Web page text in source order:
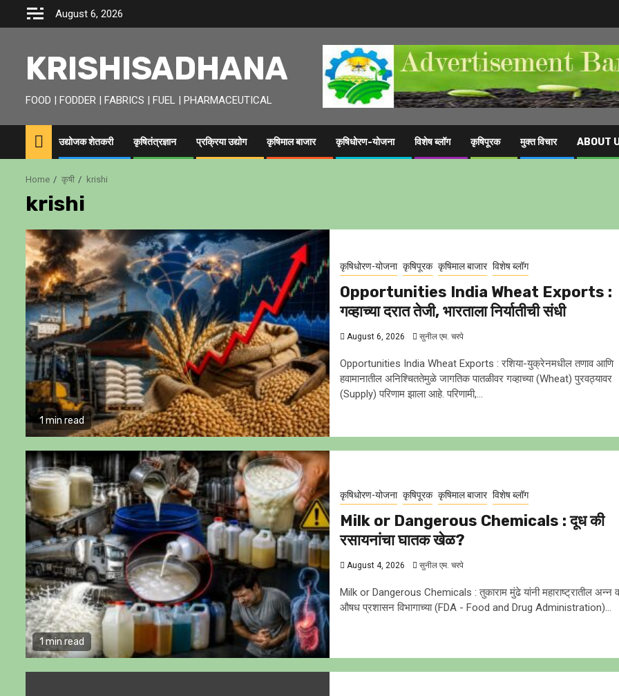
August 6, 2026
KRISHISADHANA
FOOD | FODDER | FABRICS | FUEL | PHARMACEUTICAL
उद्योजक शेतकरी कृषितंत्रज्ञान प्रक्रिया उद्योग कृषिमाल बाजार कृषिधोरण-योजना विशेष ब्लॉग कृषिपूरक मुक्त विचार ABOUT
Home कृषी krishi
krishi
1 min read
कृषिधोरण-योजना कृषिपूरक कृषिमाल बाजार विशेष ब्लॉग
Opportunities India Wheat Exports :
गव्हाच्या दरात तेजी, भारताला निर्यातीची संधी
August 6, 2026 सुनील एम. चरपे
Opportunities India Wheat Exports : रशिया-युक्रेनमधील तणाव आणि
हवामानातील अनिश्चिततेमुळे जागतिक पातळीवर गव्हाच्या (Wheat) पुरवठ्यावर
(Supply) परिणाम झाला आहे. परिणामी,...
1 min read
कृषिधोरण-योजना कृषिपूरक कृषिमाल बाजार विशेष ब्लॉग
Milk or Dangerous Chemicals : दूध की
रसायनांचा घातक खेळ?
August 4, 2026 सुनील एम. चरपे
Milk or Dangerous Chemicals : तुकाराम मुंढे यांनी महाराष्ट्रातील अन्न व
औषध प्रशासन विभागाच्या (FDA - Food and Drug Administration)...